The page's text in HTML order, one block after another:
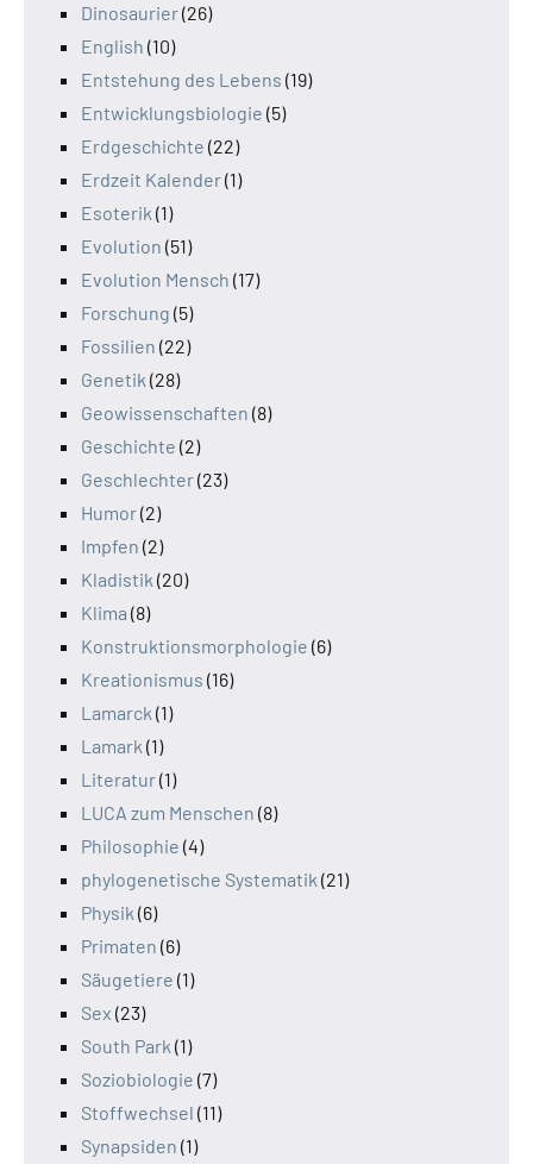
Dinosaurier(26)
English (10)
Entstehung des Lebens (19)
Entwicklungsbiologie (5)
Erdgeschichte (22)
Erdzeit Kalender(1)
Esoterik (1)
Evolution (51)
Evolution Mensch (17)
Forschung (5)
Fossilien (22)
Genetik (28)
Geowissenschaften (8)
Geschichte (2)
Geschlechter(23)
Humor(2)
Impfen (2)
Kladistik (20)
Klima (8)
Konstruktionsmorphologie (6)
Kreationismus (16)
Lamarck (1)
Lamark (1)
Literatur(1)
LUCA zum Menschen (8)
Philosophie (4)
phylogenetische Systematik (21)
Physik (6)
Primaten (6)
Säugetiere (1)
Sex (23)
South Park (1)
Soziobiologie (7)
Stoffwechsel (11)
Synapsiden (1)